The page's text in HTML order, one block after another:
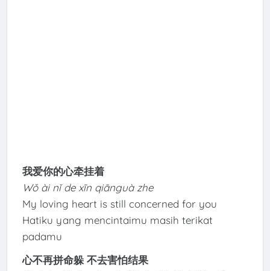
我爱你的心牵挂着
Wǒ ài nǐ de xīn qiānguà zhe
My loving heart is still concerned for you
Hatiku yang mencintaimu masih terikat
padamu
心不再拼命躲 不去害怕结果